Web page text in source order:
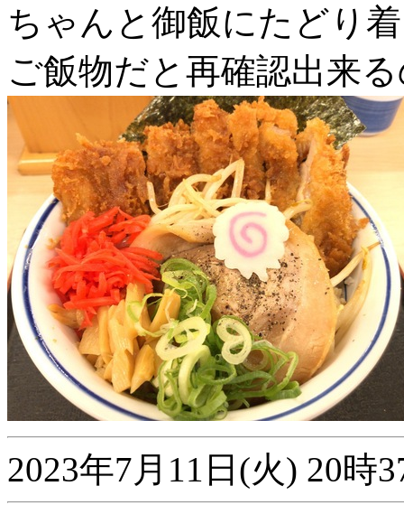
ちゃんと御飯にたどり
ご飯物だと再確認出来
2023年7月11日(火) 20時